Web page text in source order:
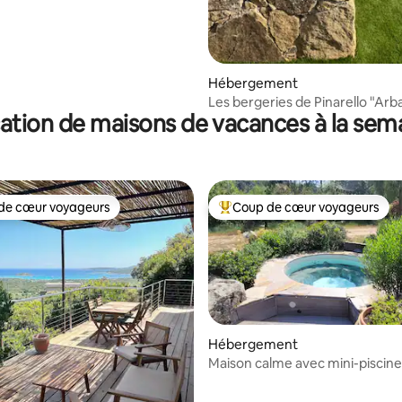
Hébergement
Les bergeries de Pinarello
de maisons de vacances à la
cœur voyageurs les plus appréciés
cœur voyageurs Coups de cœur voyageurs les
Coup de cœur voyageurs
Hébergement
Maison calme avec mini-